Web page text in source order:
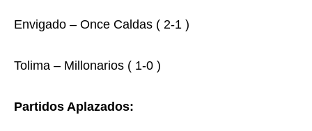
Envigado – Once Caldas ( 2-1 )
Tolima – Millonarios ( 1-0 )
Partidos Aplazados: